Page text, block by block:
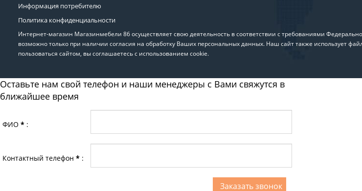
Информация потребителю
Политика конфиденциальности
Интернет-магазин Магазинмебели 86 осуществляет свою деятельность в соответствии с требованиями
возможно только при наличии согласия на обработку Ваших персональных данных. Наш сайт также использует
пользоваться сайтом, вы соглашаетесь с использованием cookie.
Оставьте нам свой телефон и наши менеджеры с Вами свяжутся в
ближайшее время
ФИО * :
Контактный телефон * :